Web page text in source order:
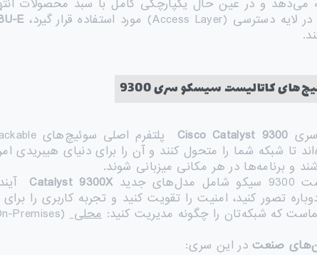
E
کاتالیست سیسکو سری 9300
Cisco Catalyst 9300 پلتفرم اصلی سوئیچ‌های Stackable سازمانی سیسکو هستند. این سری به‌عنوان بخشی از خانواده
تا شبکه شما را متحول کنند و آن را برای دنیای هیبریدی
و برنامه‌ها در هر مکانی میزبانی شوند.
جدید
Catalyst 9300X
که شبکه‌تان را چگونه مدیریت کنید: محلی (On-Premises)،
صنعتدر این سری: